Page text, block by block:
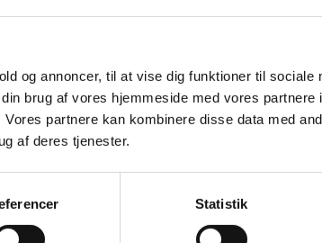
og annoncer, til at vise dig funktioner til sociale
brug af vores hjemmeside med vores partnere
partnere kan kombinere disse data med
af deres tjenester.
Statistik